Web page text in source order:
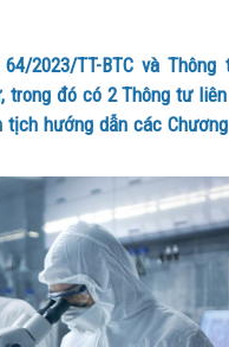
2023/TT-BTC và Thông
trong đó có 2 Thông tư
hướng dẫn các